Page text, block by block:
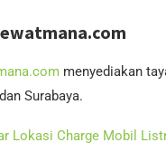
menyediakan
Surabaya.
Lokasi Charge Mobil